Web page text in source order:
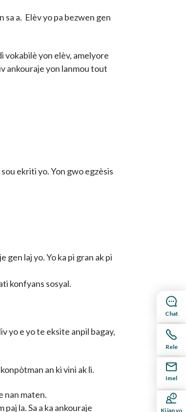
a. Elèv yo pa bezwen gen
vokabilè yon elèv, amelyore
ankouraje yon lanmou tout
ekriti yo. Yon gwo egzèsis
gen laj yo. Yo ka pi gran ak pi
konfyans sosyal.
yo e yo te eksite anpil bagay,
an ki vini ak li.
nan maten.
la. Sa a ka ankouraje
Chat
Rele
Imel
Ki jan yo